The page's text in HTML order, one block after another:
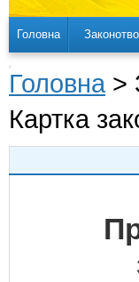
Головна
Головна >
Картка